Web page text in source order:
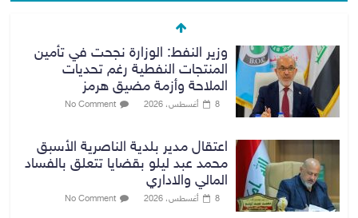
وزير النفط: الوزارة نجحت في تأمين
المنتجات النفطية رغم تحديات
الملاحة وأزمة مضيق هرمز
8 أغسطس، 2026 No Comment
اعتقال مدير بلدية الناصرية الأسبق
محمد عبد ليلو بقضايا تتعلق بالفساد
المالي والاداري
8 أغسطس، 2026 No Comment